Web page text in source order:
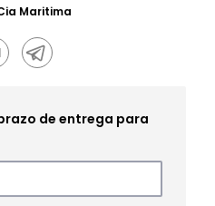
Maritima